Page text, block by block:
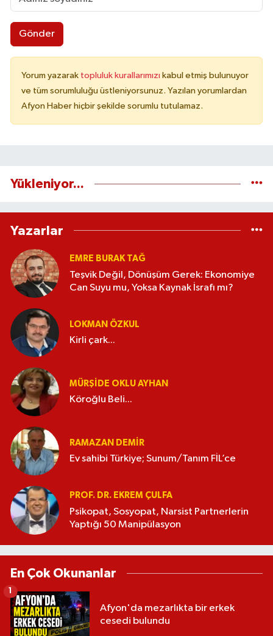
Gönder
Yorum yazarak topluluk kurallarımızı kabul etmiş bulunuyor
ve tüm sorumluluğu üstleniyorsunuz. Yazılan yorumlardan
Afyon Haber hiçbir şekilde sorumlu tutulamaz.
Yükleniyor...
Yazarlar
EMRE BURAK TAĞ
Teşvik Değil, Dönüşüm Gerek: Ekonomiye
Can Suyu mu, Yoksa Kaynak İsrafı mı?
LOKMAN ÖZKUL
Kirli çark...
MÜRŞIDE OKLU AYHAN
Köroğlu Beli...
RAMAZAN DEMİR
Ev sahibi Türkiye; Sunum/Tanım FİL’ce
PROF. DR. EKREM ÇULFA
Psikopat, Sosyopat, Narsist Partnerlerin
Yaptığı 50 Manipülasyon
En Çok Okunanlar
Afyon'da mezarlıkta bir erkek
cesedi bulundu
1